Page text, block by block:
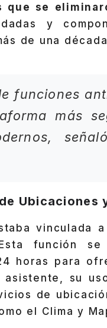
que se
y
de una
funciones
más
Ubicaciones
vinculada
función
horas para
su
de
el Clima y